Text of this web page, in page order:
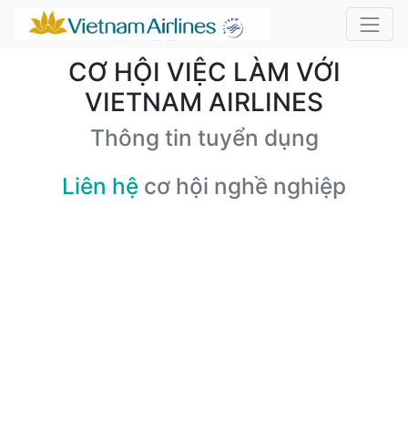
CƠ HỘI VIỆC LÀM VỚI
VIETNAM AIRLINES
Thông tin tuyển dụng
Liên hệ cơ hội nghề nghiệp